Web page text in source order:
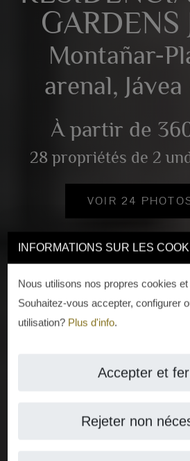
INFORMATIONS SUR LES
Nous utilisons nos propres cookies
Souhaitez-vous accepter, configurer
utilisation? Plus d'info.
Accepter et
Rejeter non
GARDENS
Montañar-
arenal,
À partir de
28 propriétés de 2
VOIR 24